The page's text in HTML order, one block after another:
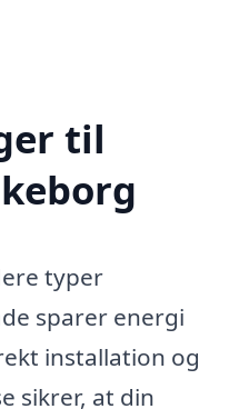
til
typer
sparer energi
installation og
sikrer, at din